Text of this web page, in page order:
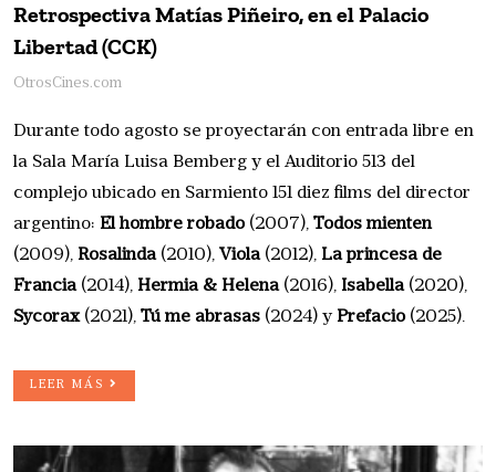
Retrospectiva Matías Piñeiro, en el Palacio
Libertad (CCK)
OtrosCines.com
Durante todo agosto se proyectarán con entrada libre en
la Sala María Luisa Bemberg y el Auditorio 513 del
complejo ubicado en Sarmiento 151 diez films del director
argentino: El hombre robado (2007), Todos mienten
(2009), Rosalinda(2010), Viola(2012), La princesa de
Francia(2014), Hermia & Helena(2016), Isabella(2020),
Sycorax(2021), Tú me abrasas (2024) y Prefacio(2025).
LEER MÁS